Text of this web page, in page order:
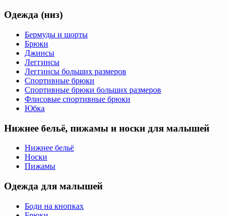
Одежда (низ)
Бермуды и шорты
Брюки
Джинсы
Леггинсы
Леггинсы больших размеров
Спортивные брюки
Спортивные брюки больших размеров
Флисовые спортивные брюки
Юбка
Нижнее бельё, пижамы и носки для малышей
Нижнее бельё
Носки
Пижамы
Одежда для малышей
Боди на кнопках